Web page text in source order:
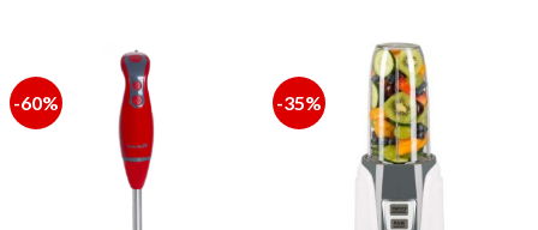
-60% -35%